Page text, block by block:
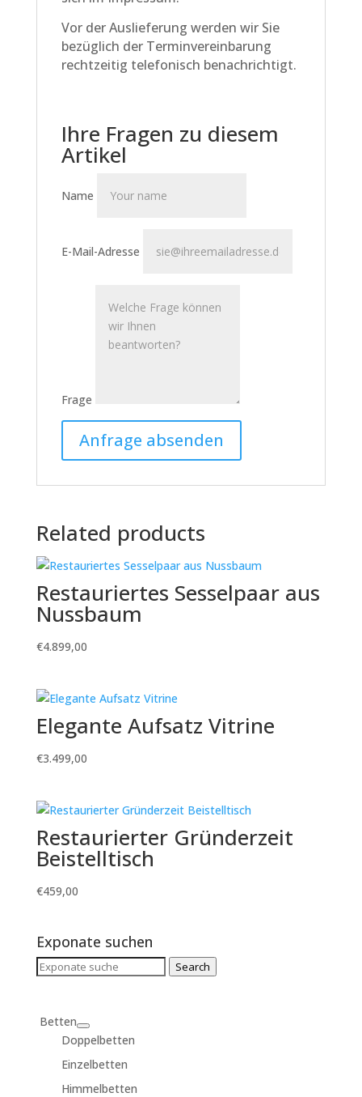
Vor der Auslieferung werden wir Sie
bezüglich der Terminvereinbarung
rechtzeitig telefonisch benachrichtigt.
Ihre Fragen zu diesem
Artikel
Name
E-Mail-Adresse
Frage
Related products
Restauriertes Sesselpaar aus
Nussbaum
€4.899,00
Elegante Aufsatz Vitrine
€3.499,00
Restaurierter Gründerzeit
Beistelltisch
€459,00
Exponate suchen
Search
Search
Betten
Doppelbetten
Einzelbetten
Himmelbetten